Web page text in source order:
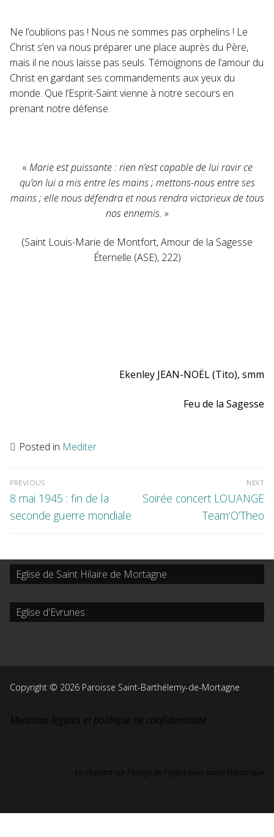
Ne l’oublions pas ! Nous ne sommes pas orphelins ! Le
Christ s’en va nous préparer une place auprès du Père,
mais il ne nous laisse pas seuls. Témoignons de l’amour du
Christ en gardant ses commandements aux yeux du
monde. Que l’Esprit-Saint vienne à notre secours en
prenant notre défense.
« Marie est puissante : rien n’est capable de lui ravir ce
qu’on lui a mis entre les mains ; mettons-nous entre ses
mains ; elle nous défendra et nous rendra victorieux de tous
nos ennemis. »
(Saint Louis-Marie de Montfort, Amour de la Sagesse
Éternelle (ASE), 222)
Ekenley JEAN-NOËL (Tito), smm
Feu de la Sagesse
Posted in Mediter
de
l’article
PREVIOUS
Previous
post:
8 mai 1945 : fin de la
seconde guerre mondiale
NEXT
Next
Soirée concert LOUANGE
Team’O’Theo
Eglise de Saint Hilaire de Mortagne
Eglise d'Evrunes
Copyright © 2026 Paroisse Saint-Barthélemy-de-Mortagne
Mentions légales et politique de confidentialité
En cliquant sur l'image de l'église vous aurez l’historique